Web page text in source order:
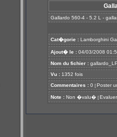
Gallardo 560-4 - 5.2 L -
Cat�gorie : Lamborghini
Ajout� le : 04/03/2008
Nom du fichier :
Vu : 1352 fois
Commentaires : 0 [ Poster
Note : Non �valu� [ Evaluer